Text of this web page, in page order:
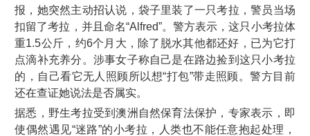
隐私
合作
报，她突然主动招认说，袋子里装了一只考拉，警员当场
扣留了考拉，并且命名“Alfred”。警方表示，这只小考拉体
重1.5公斤，约6个月大，除了脱水其他都还好，已为它打
点滴补充养分。涉事女子称自己是在路边捡到这只小考拉
的，自己看它无人照顾所以想“打包”带走照顾。警方目前
还在查证她说法是否属实。
据悉，野生考拉受到澳洲自然保育法保护，专家表示，即
使偶然遇见“迷路”的小考拉，人类也不能任意抱起处理，